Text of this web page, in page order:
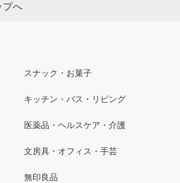
プへ
スナック・お菓子
キッチン・バス・リビング
医薬品・ヘルスケア・介護
文房具・オフィス・手芸
無印良品